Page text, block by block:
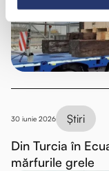
30 iunie 2026 Știri
Din Turcia în
mărfurile grele